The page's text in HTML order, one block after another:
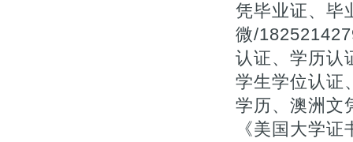
凭毕业证、毕
微/
认证、学历认
学生学位认证
学历、澳洲文
《美国大学